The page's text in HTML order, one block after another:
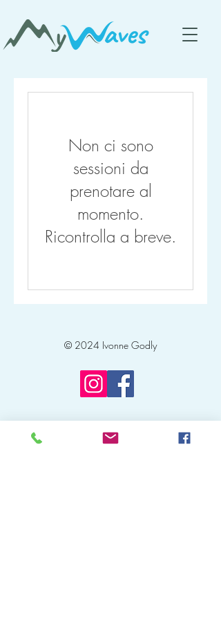
Non ci sono
sessioni da
prenotare al
momento.
Ricontrolla a breve.
© 2024 Ivonne Godly
Impressum